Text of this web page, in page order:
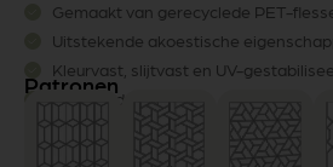
Gemaakt van gerecyclede PET-
Uitstekende akoestische
Kleurvast, slijtvast en UV-
Mooi en duurzaam
Patronen